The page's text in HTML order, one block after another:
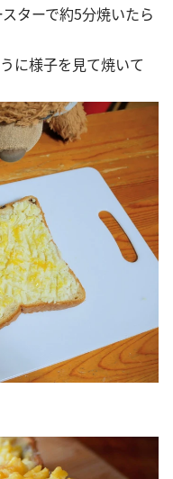
ターで約5分焼いたら
に様子を見て焼いて